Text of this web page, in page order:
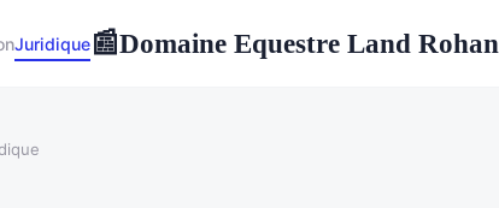
Juridique📰Domaine Equestre Land Rohan